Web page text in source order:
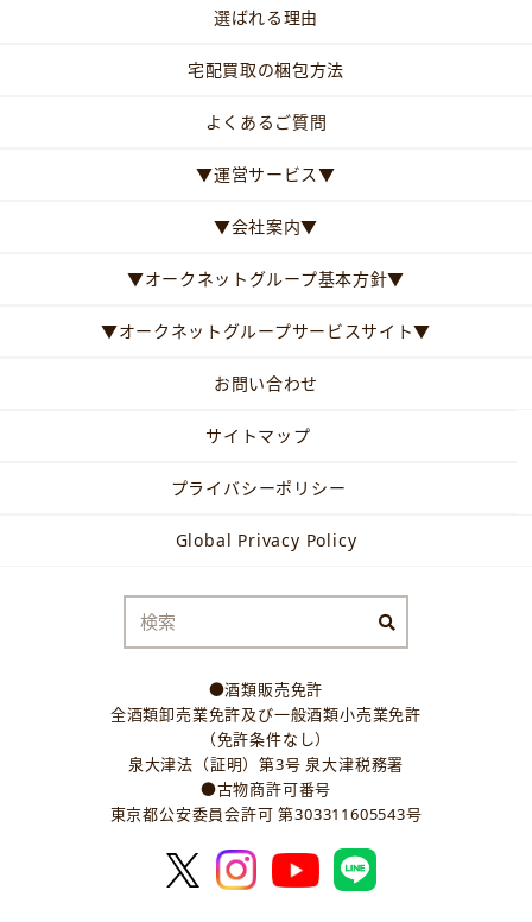
選ばれる理由
宅配買取の梱包方法
よくあるご質問
▼運営サービス▼
▼会社案内▼
▼オークネットグループ基本方針▼
▼オークネットグループサービスサイト▼
お問い合わせ
サイトマップ
プライバシーポリシー
Global Privacy Policy
●酒類販売免許
全酒類卸売業免許及び一般酒類小売業免許
（免許条件なし）
泉大津法（証明）第3号 泉大津税務署
●古物商許可番号
東京都公安委員会許可 第303311605543号